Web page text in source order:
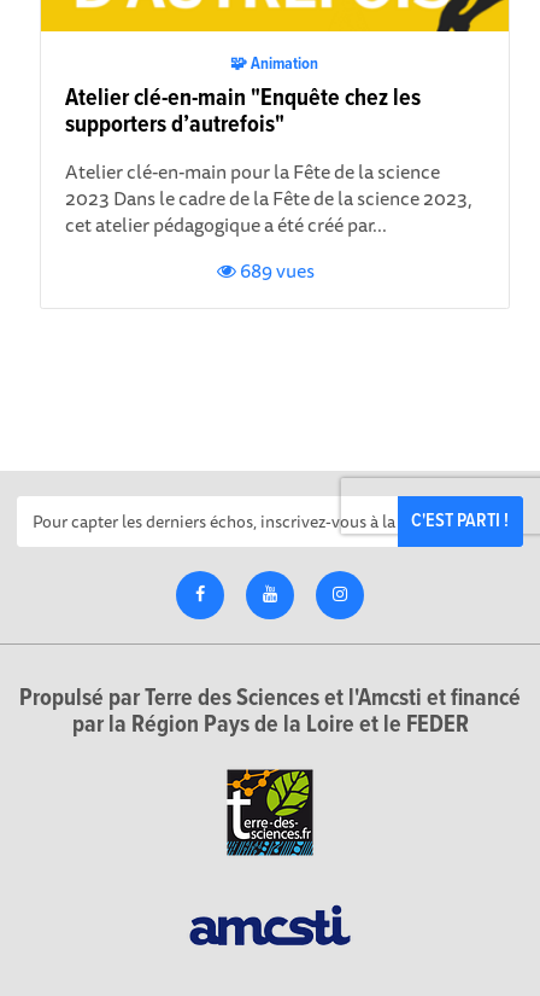
🧩 Animation
Atelier clé-en-main "Enquête chez les
supporters d’autrefois"
Atelier clé-en-main pour la Fête de la science
2023 Dans le cadre de la Fête de la science 2023,
cet atelier pédagogique a été créé par...
689 vues
C'EST PARTI !
Propulsé par Terre des Sciences et l'Amcsti et financé
par la Région Pays de la Loire et le FEDER